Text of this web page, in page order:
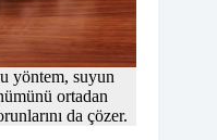
yöntem, suyun
ortadan
da çözer.